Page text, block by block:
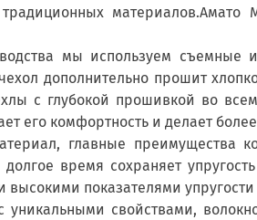
мы используем
дополнительно прошит
с глубокой прошивкой во
его комфортность и делает
главные преимущества
время сохраняет
показателями упругости
уникальными свойствами,